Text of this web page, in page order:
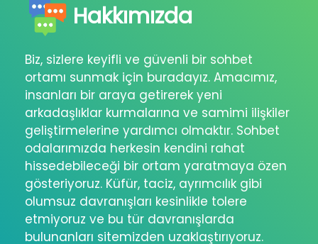
Hakkımızda
Biz, sizlere keyifli ve güvenli bir sohbet
ortamı sunmak için buradayız. Amacımız,
insanları bir araya getirerek yeni
arkadaşlıklar kurmalarına ve samimi ilişkiler
geliştirmelerine yardımcı olmaktır. Sohbet
odalarımızda herkesin kendini rahat
hissedebileceği bir ortam yaratmaya özen
gösteriyoruz. Küfür, taciz, ayrımcılık gibi
olumsuz davranışları kesinlikle tolere
etmiyoruz ve bu tür davranışlarda
bulunanları sitemizden uzaklaştırıyoruz.